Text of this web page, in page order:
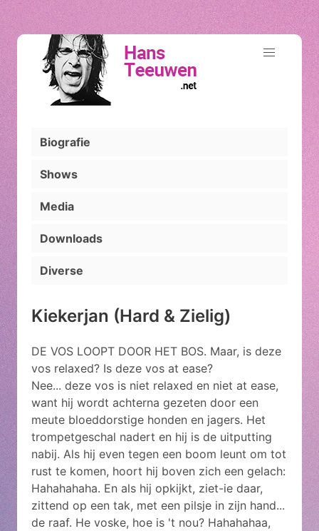
Biografie
Shows
Media
Downloads
Diverse
Kiekerjan (Hard & Zielig)
DE VOS LOOPT DOOR HET BOS. Maar, is deze
vos relaxed? Is deze vos at ease?
Nee... deze vos is niet relaxed en niet at ease,
want hij wordt achterna gezeten door een
meute bloeddorstige honden en jagers. Het
trompetgeschal nadert en hij is de uitputting
nabij. Als hij even tegen een boom leunt om tot
rust te komen, hoort hij boven zich een gelach:
Hahahahaha. En als hij opkijkt, ziet-ie daar,
zittend op een tak, met een pilsje in zijn hand...
de raaf. He voske, hoe is 't nou? Hahahahaa,